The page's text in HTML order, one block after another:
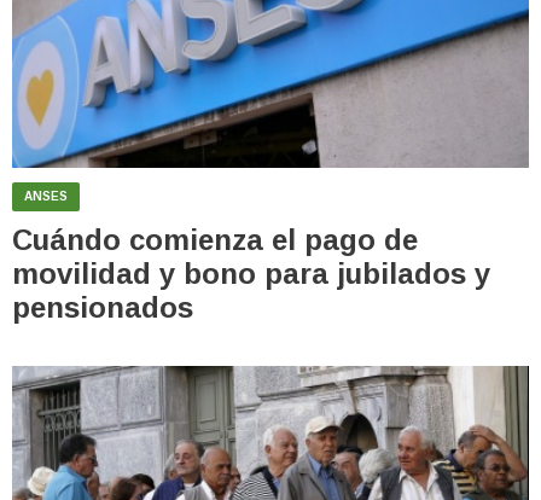
ANSES
Cuándo comienza el pago de
movilidad y bono para jubilados y
pensionados